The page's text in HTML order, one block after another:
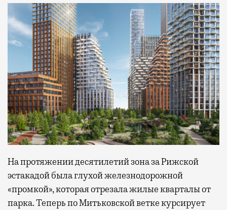
На протяжении десятилетий зона за Рижской
эстакадой была глухой железнодорожной
«промкой», которая отрезала жилые кварталы от
парка. Теперь по Митьковской ветке курсирует